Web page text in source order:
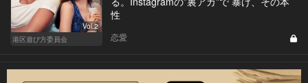
Vol.2
港区遊び方委員会
性
恋愛